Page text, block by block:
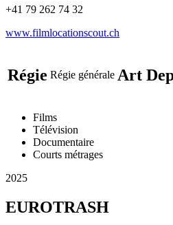
+41 79 262 74 32
www.filmlocationscout.ch
Régie Régie générale Art
Films
Télévision
Documentaire
Courts métrages
2025
EUROTRASH